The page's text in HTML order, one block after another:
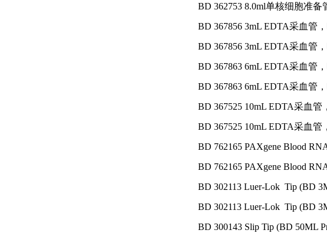
BD 362753 8.0ml单核细胞准备
BD 367856 3mL EDTA采血管
BD 367856 3mL EDTA采血管
BD 367863 6mL EDTA采血管
BD 367863 6mL EDTA采血管
BD 367525 10mL EDTA采血
BD 367525 10mL EDTA采血
BD 762165 PAXgene Blood
BD 762165 PAXgene Blood
BD 302113 Luer-Lok Tip (BD
BD 302113 Luer-Lok Tip (BD
BD 300143 Slip Tip (BD 50ML